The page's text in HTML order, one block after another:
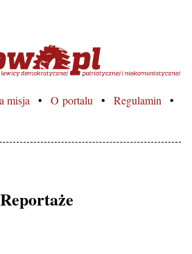
– Portal
misja O portalu
Regulamin
Reportaże